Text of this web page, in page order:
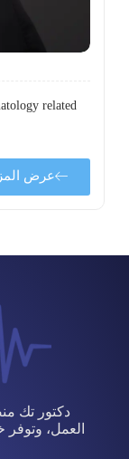
related
عرض
دكتور تك
العمل،